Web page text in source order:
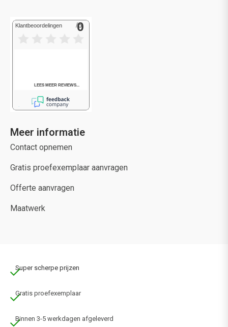
Meer informatie
Contact opnemen
Gratis proefexemplaar aanvragen
Offerte aanvragen
Maatwerk
Super scherpe prijzen
Gratis proefexemplaar
Binnen 3-5 werkdagen afgeleverd